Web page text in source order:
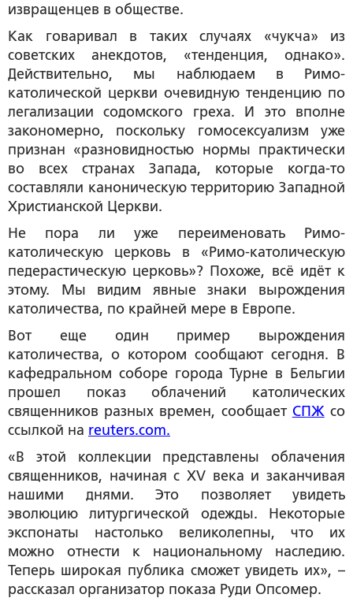
извращенцев в обществе.
Как говаривал в таких случаях «чукча» из
советских анекдотов, «тенденция, однако».
Действительно, мы наблюдаем в Римо-
католической церкви очевидную тенденцию по
легализации содомского греха. И это вполне
закономерно, поскольку гомосексуализм уже
признан «разновидностью нормы практически
во всех странах Запада, которые когда-то
составляли каноническую территорию Западной
Христианской Церкви.
Не пора ли уже переименовать Римо-
католическую церковь в «Римо-католическую
педерастическую церковь»? Похоже, всё идёт к
этому. Мы видим явные знаки вырождения
католичества, по крайней мере в Европе.
Вот еще один пример вырождения
католичества, о котором сообщают сегодня. В
кафедральном соборе города Турне в Бельгии
прошел показ облачений католических
священников разных времен, сообщает СПЖ со
ссылкой на reuters.com.
«В этой коллекции представлены облачения
священников, начиная с XV века и заканчивая
нашими днями. Это позволяет увидеть
эволюцию литургической одежды. Некоторые
экспонаты настолько великолепны, что их
можно отнести к национальному наследию.
Теперь широкая публика сможет увидеть их», –
рассказал организатор показа Руди Опсомер.